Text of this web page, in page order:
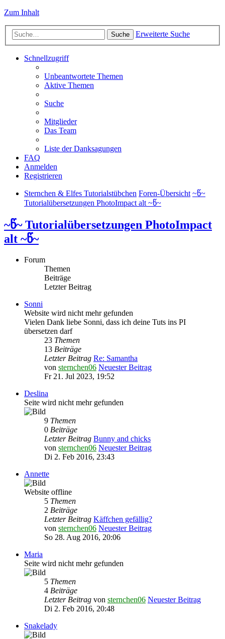
Zum Inhalt
Suche Erweiterte Suche
Schnellzugriff
Unbeantwortete Themen
Aktive Themen
Suche
Mitglieder
Das Team
Liste der Danksagungen
FAQ
Anmelden
Registrieren
Sternchen & Elfes Tutorialstübchen Foren-Übersicht ~წ~
Tutorialübersetzungen PhotoImpact alt ~წ~
~წ~ Tutorialübersetzungen PhotoImpact
alt ~წ~
Forum
Themen
Beiträge
Letzter Beitrag
Sonni
Website wird nicht mehr gefunden
Vielen Dank liebe Sonni, dass ich deine Tuts ins PI
übersetzen darf
23 Themen
13 Beiträge
Letzter Beitrag Re: Samantha
von sternchen06 Neuester Beitrag
Fr 21. Jul 2023, 19:52
Deslina
Seite wird nicht mehr gefunden
9 Themen
0 Beiträge
Letzter Beitrag Bunny and chicks
von sternchen06 Neuester Beitrag
Di 2. Feb 2016, 23:43
Annette
Website offline
5 Themen
2 Beiträge
Letzter Beitrag Käffchen gefällig?
von sternchen06 Neuester Beitrag
So 28. Aug 2016, 20:06
Maria
Seite wird nicht mehr gefunden
5 Themen
4 Beiträge
Letzter Beitrag von sternchen06 Neuester Beitrag
Di 2. Feb 2016, 20:48
Snakelady